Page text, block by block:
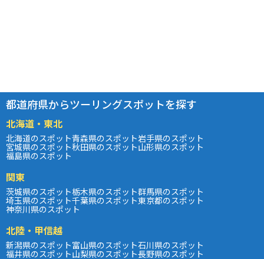
都道府県からツーリングスポットを探す
北海道・東北
北海道のスポット青森県のスポット岩手県のスポット
宮城県のスポット秋田県のスポット山形県のスポット
福島県のスポット
関東
茨城県のスポット栃木県のスポット群馬県のスポット
埼玉県のスポット千葉県のスポット東京都のスポット
神奈川県のスポット
北陸・甲信越
新潟県のスポット富山県のスポット石川県のスポット
福井県のスポット山梨県のスポット長野県のスポット